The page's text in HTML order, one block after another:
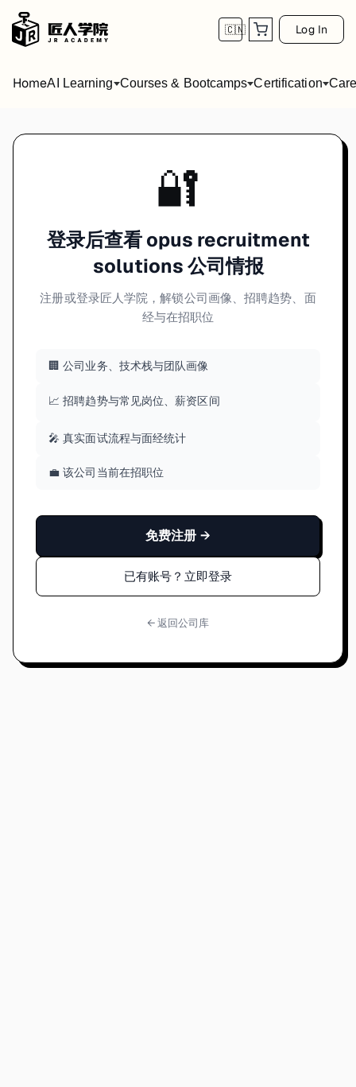
🇨🇳 Log In
HomeAI Learning Courses & Bootcamps Certification
🔐
登录后查看 opus recruitment
solutions 公司情报
注册或登录匠人学院，解锁公司画像、招聘趋势、面
经与在招职位
🏢 公司业务、技术栈与团队画像
📈 招聘趋势与常见岗位、薪资区间
🎤 真实面试流程与面经统计
💼 该公司当前在招职位
免费注册 →
已有账号？立即登录
← 返回公司库